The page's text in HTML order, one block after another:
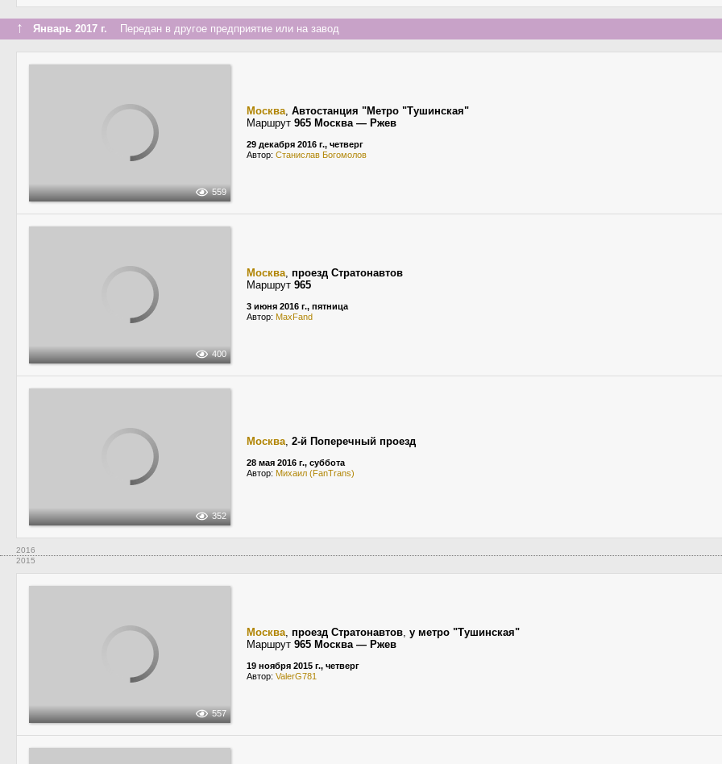
↑ Январь 2017 г. Передан в другое предприятие или на завод
559
Москва, Автостанция "Метро "Тушинская"
Маршрут 965 Москва — Ржев
29 декабря 2016 г., четверг
Автор: Станислав Богомолов
400
Москва, проезд Стратонавтов
Маршрут 965
3 июня 2016 г., пятница
Автор: MaxFand
352
Москва, 2-й Поперечный проезд
28 мая 2016 г., суббота
Автор: Михаил (FanTrans)
2016
2015
557
Москва, проезд Стратонавтов, у метро "Тушинская"
Маршрут 965 Москва — Ржев
19 ноября 2015 г., четверг
Автор: ValerG781